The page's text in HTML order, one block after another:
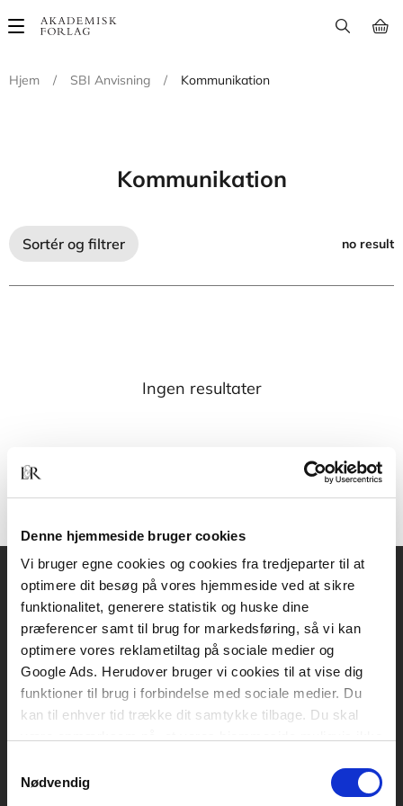
Denne hjemmeside bruger cookies
Vi bruger egne cookies og cookies fra tredjeparter til at
optimere dit besøg på vores hjemmeside ved at sikre
funktionalitet, generere statistik og huske dine
præferencer samt til brug for markedsføring, så vi kan
optimere vores reklametiltag på sociale medier og
Google Ads. Herudover bruger vi cookies til at vise dig
funktioner til brug i forbindelse med sociale medier. Du
kan til enhver tid trække dit samtykke tilbage. Du skal
tilbagetrækker et samtykke.
Nødvendig
Main
Hjem
/ SBI Anvisning / Kommunikation
Kommunikation
Sortér og filtrer no result
Ingen resultater
Akademisk Forlag
Vognmagergade 11
1120 København K
CVR 76351910
Kontakt kundeservice